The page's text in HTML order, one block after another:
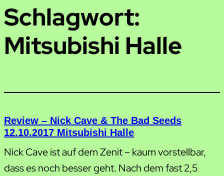
Schlagwort:
Mitsubishi Halle
Review – Nick Cave & The Bad Seeds
12.10.2017 Mitsubishi Halle
Nick Cave ist auf dem Zenit – kaum vorstellbar,
dass es noch besser geht. Nach dem fast 2,5